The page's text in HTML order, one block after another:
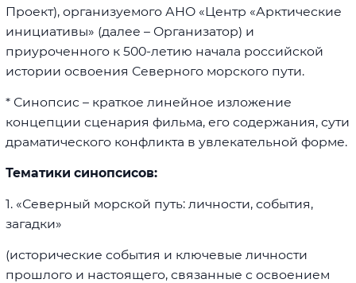
Проект), организуемого АНО «Центр «Арктические
инициативы» (далее – Организатор) и
приуроченного к 500-летию начала российской
истории освоения Северного морского пути.
* Синопсис – краткое линейное изложение
концепции сценария фильма, его содержания, сути
драматического конфликта в увлекательной форме.
Тематики синопсисов:
1. «Северный морской путь: личности, события,
загадки»
(исторические события и ключевые личности
прошлого и настоящего, связанные с освоением